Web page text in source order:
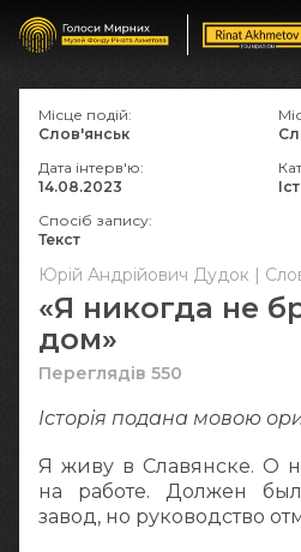
Юрій Андрійович Дудок |
«Я никогда не
дом»
Переглядів 550
Історія подана мовою
Я живу в Славянске. О
на работе. Должен
завод, но руководство
Місце подій:
Слов'янськ
Дата інтерв'ю:
14.08.2023
Спосіб запису:
Текст